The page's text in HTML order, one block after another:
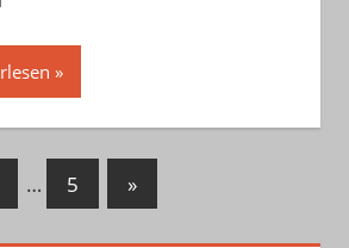
… 5
Nächste
Beiträge
»